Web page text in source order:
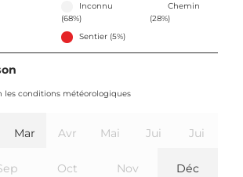
Inconnu
(68%)
Chemin
(28%)
Sentier (5%)
les conditions météorologiques
Mar Avr Mai Jui Jui
Oct Nov Déc